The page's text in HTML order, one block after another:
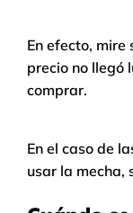
En efecto, mire
precio no llegó
comprar.
En el caso de
usar la mecha,